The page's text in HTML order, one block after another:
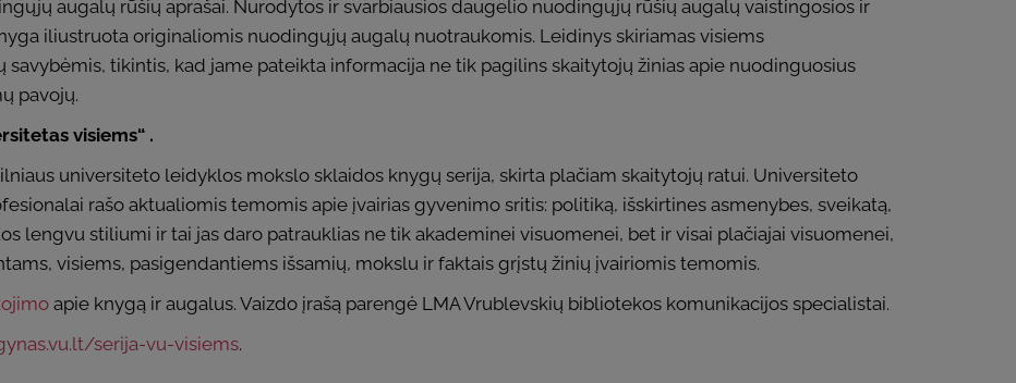
augalų rūšių aprašai. Nurodytos ir svarbiausios daugelio nuodingųjų rūšių augalų vaistingosios ir
iliustruota originaliomis nuodingųjų augalų nuotraukomis. Leidinys skiriamas visiems
tikintis, kad jame pateikta informacija ne tik pagilins skaitytojų žinias apie nuodinguosius
pavojų.
visiems“ .
universiteto leidyklos mokslo sklaidos knygų serija, skirta plačiam skaitytojų ratui. Universiteto
rašo aktualiomis temomis apie įvairias gyvenimo sritis: politiką, išskirtines asmenybes, sveikatą,
lengvu stiliumi ir tai jas daro patrauklias ne tik akademinei visuomenei, bet ir visai plačiajai visuomenei,
visiems, pasigendantiems išsamių, mokslu ir faktais grįstų žinių įvairiomis temomis.
apie knygą ir augalus. Vaizdo įrašą parengė LMA Vrublevskių bibliotekos komunikacijos specialistai.
serija-vu-visiems.